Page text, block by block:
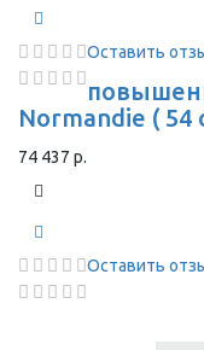
Оставить
Normandie ( 54
74 437 р.
Оставить